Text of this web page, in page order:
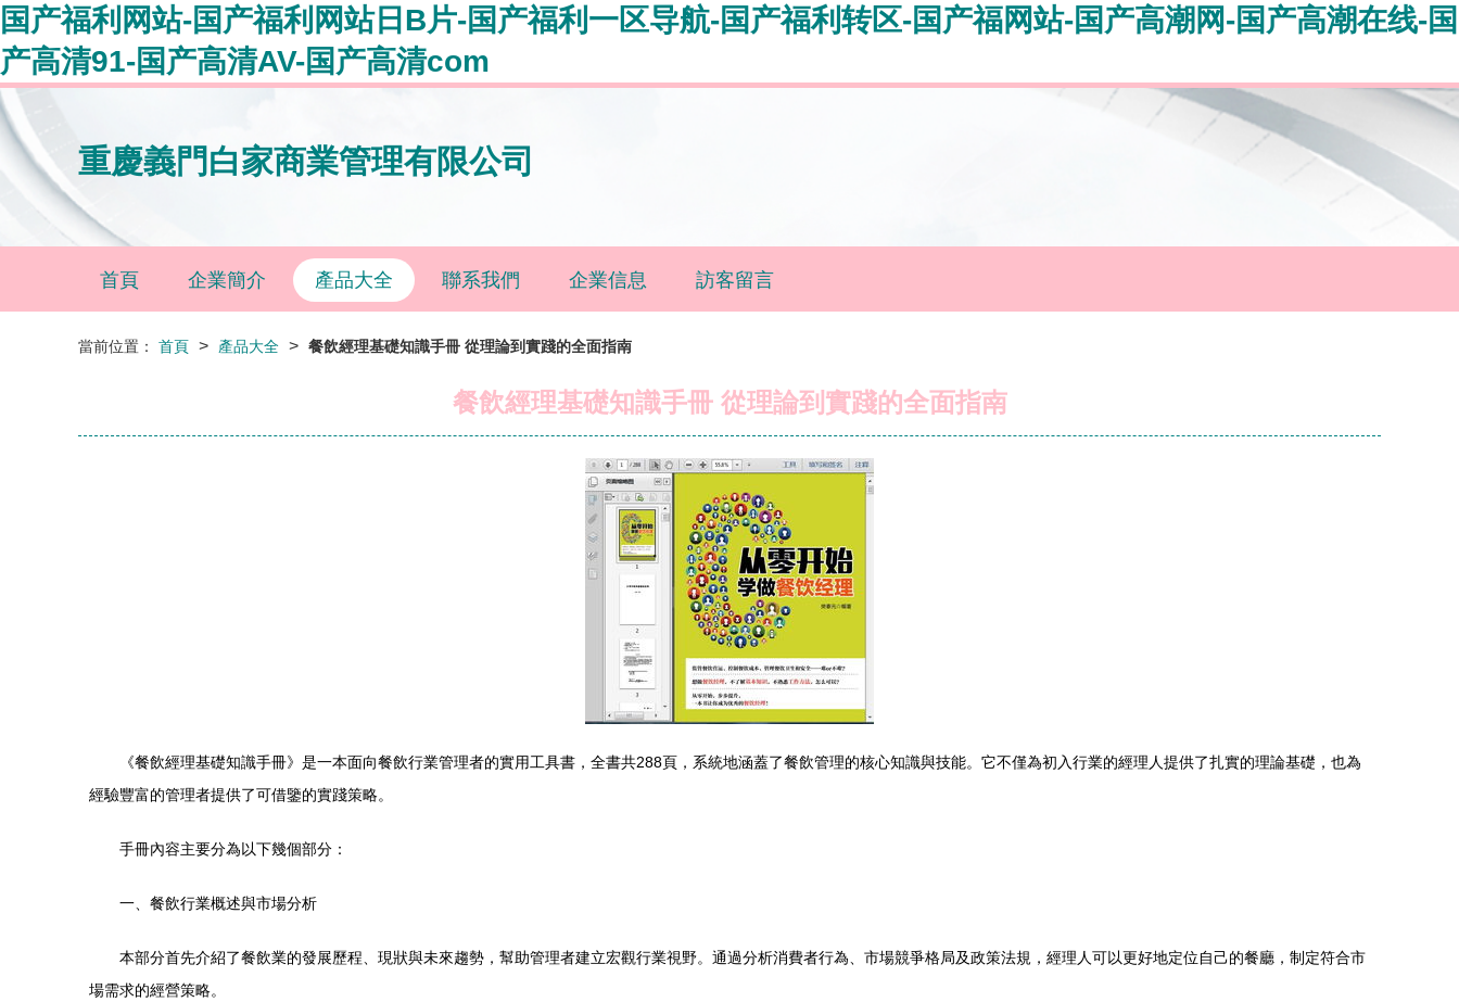
国产福利网站-国产福利网站日B片-国产福利一区导航-国产福利转区-国产福网站-国产高潮网-国产高潮在线-国
产高清91-国产高清AV-国产高清com
重慶義門白家商業管理有限公司
首頁 企業簡介 產品大全 聯系我們 企業信息 訪客留言
當前位置： 首頁 > 產品大全 > 餐飲經理基礎知識手冊 從理論到實踐的全面指南
餐飲經理基礎知識手冊 從理論到實踐的全面指南
《餐飲經理基礎知識手冊》是一本面向餐飲行業管理者的實用工具書，全書共288頁，系統地涵蓋了餐飲管理的核心知識與技能。它不僅為初入行業的經理人提供了扎實的理論基礎，也為
經驗豐富的管理者提供了可借鑒的實踐策略。
手冊內容主要分為以下幾個部分：
一、餐飲行業概述與市場分析
本部分首先介紹了餐飲業的發展歷程、現狀與未來趨勢，幫助管理者建立宏觀行業視野。通過分析消費者行為、市場競爭格局及政策法規，經理人可以更好地定位自己的餐廳，制定符合市
場需求的經營策略。